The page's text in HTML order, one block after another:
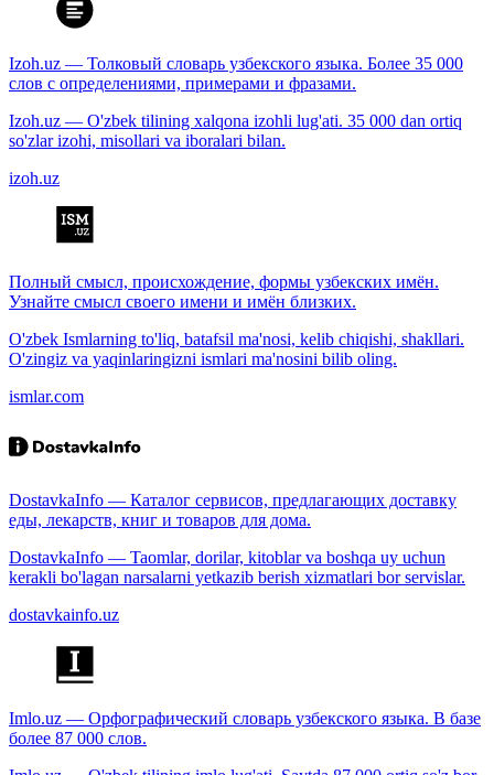
Izoh.uz — Толковый словарь узбекского языка. Более 35 000
слов с определениями, примерами и фразами.
Izoh.uz — O'zbek tilining xalqona izohli lug'ati. 35 000 dan ortiq
so'zlar izohi, misollari va iboralari bilan.
izoh.uz
Полный смысл, происхождение, формы узбекских имён.
Узнайте смысл своего имени и имён близких.
O'zbek Ismlarning to'liq, batafsil ma'nosi, kelib chiqishi, shakllari.
O'zingiz va yaqinlaringizni ismlari ma'nosini bilib oling.
ismlar.com
DostavkaInfo — Каталог сервисов, предлагающих доставку
еды, лекарств, книг и товаров для дома.
DostavkaInfo — Taomlar, dorilar, kitoblar va boshqa uy uchun
kerakli bo'lagan narsalarni yetkazib berish xizmatlari bor servislar.
dostavkainfo.uz
Imlo.uz — Орфографический словарь узбекского языка. В базе
более 87 000 слов.